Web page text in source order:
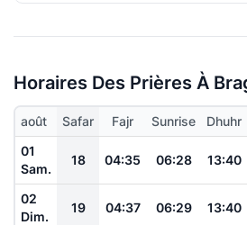
Horaires Des Prières À
août Safar Fajr Sunrise Dhuhr
01
Sam.
18 04:35 06:28 13:40
02
Dim.
19 04:37 06:29 13:40